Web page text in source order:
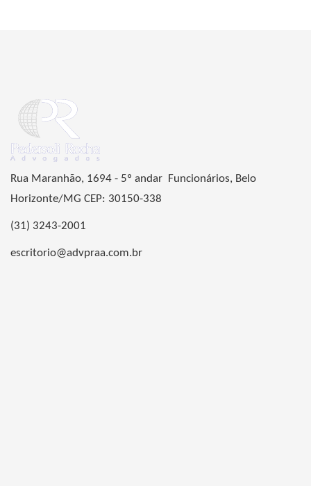
Rua Maranhão, 1694 - 5º andar Funcionários, Belo
Horizonte/MG CEP: 30150-338
(31) 3243-2001
escritorio@advpraa.com.br